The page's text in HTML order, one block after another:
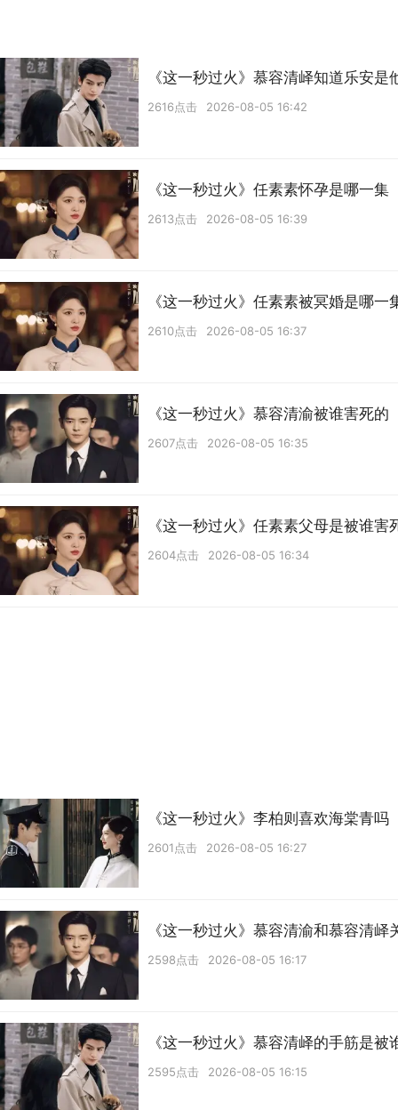
《这一秒过火》慕容清峄知道乐安是
2616点击 2026-08-05 16:42
《这一秒过火》任素素怀孕是哪一集
2613点击 2026-08-05 16:39
《这一秒过火》任素素被冥婚是哪一
2610点击 2026-08-05 16:37
《这一秒过火》慕容清渝被谁害死的
2607点击 2026-08-05 16:35
《这一秒过火》任素素父母是被谁害
2604点击 2026-08-05 16:34
《这一秒过火》李柏则喜欢海棠青吗
2601点击 2026-08-05 16:27
《这一秒过火》慕容清渝和慕容清峄
2598点击 2026-08-05 16:17
《这一秒过火》慕容清峄的手筋是被
2595点击 2026-08-05 16:15